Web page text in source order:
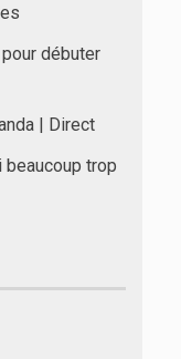
débuter
| Direct
trop